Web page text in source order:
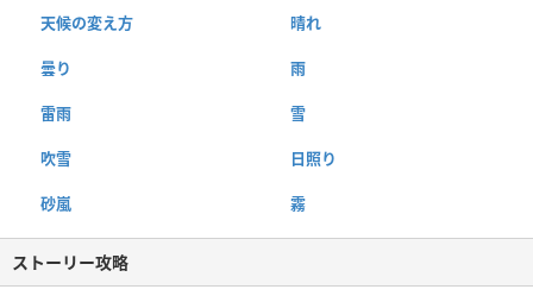
天候の変え方 晴れ
曇り 雨
雷雨 雪
吹雪 日照り
砂嵐 霧
ストーリー攻略